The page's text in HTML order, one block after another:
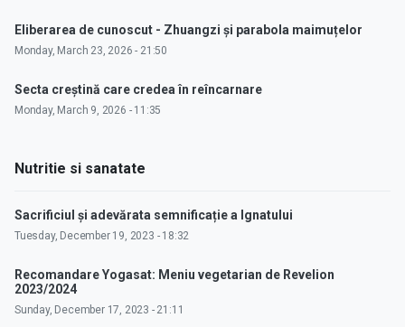
Eliberarea de cunoscut - Zhuangzi și parabola maimuțelor
Monday, March 23, 2026 - 21:50
Secta creștină care credea în reîncarnare
Monday, March 9, 2026 - 11:35
Nutritie si sanatate
Sacrificiul și adevărata semnificație a Ignatului
Tuesday, December 19, 2023 - 18:32
Recomandare Yogasat: Meniu vegetarian de Revelion
2023/2024
Sunday, December 17, 2023 - 21:11